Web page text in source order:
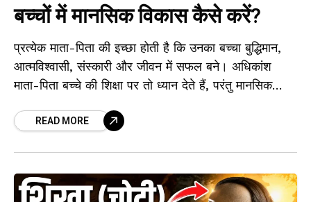
बच्चों में मानसिक विकास कैसे करें?
प्रत्येक माता-पिता की इच्छा होती है कि उनका बच्चा बुद्धिमान,
आत्मविश्वासी, संस्कारी और जीवन में सफल बने। अधिकांश
माता-पिता बच्चे की शिक्षा पर तो ध्यान देते हैं, परंतु मानसिक
READ MORE